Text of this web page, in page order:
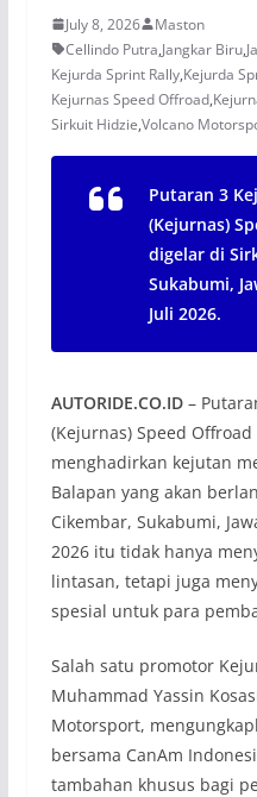
July 8, 2026
Maston
Cellindo Putra,Jangkar Biru,
Kejurda Sprint Rally,Kejurda
Kejurnas Speed Offroad,
Sirkuit Hidzie,Volcano
Putaran 3
(Kejurnas)
digelar di
Sukabumi,
Juli 2026.
AUTORIDE.CO.ID–
(Kejurnas) Speed
menghadirkan kejutan
Balapan yang akan
Cikembar, Sukabumi,
2026 itu tidak hanya
lintasan, tetapi juga
spesial untuk para
Salah satu promotor
Muhammad Yassin
Motorsport,
bersama CanAm
tambahan khusus bagi